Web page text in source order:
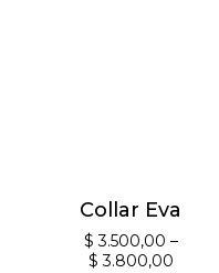
Collar Eva
$ 3.500,00 –
$ 3.800,00